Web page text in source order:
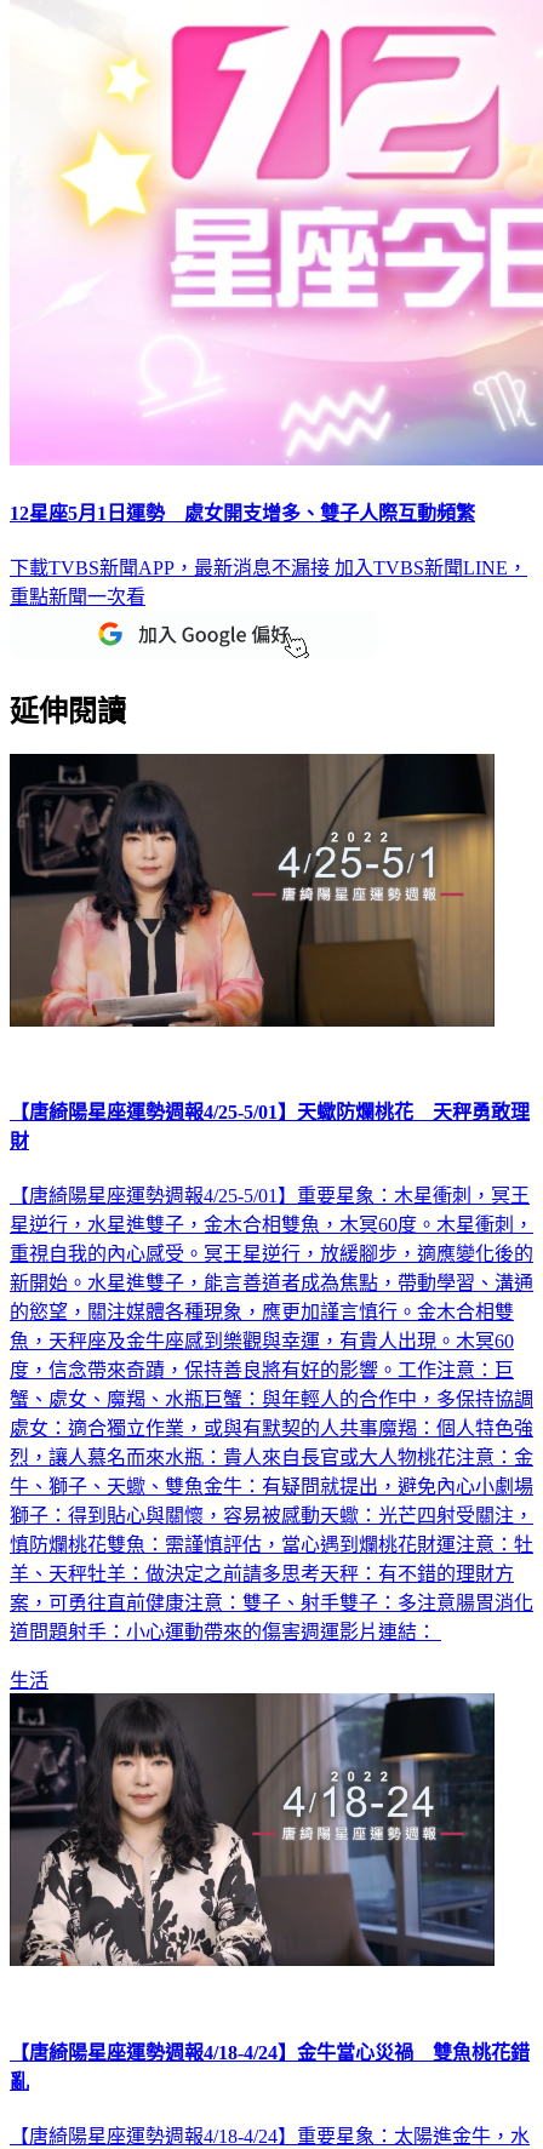
12星座5月1日運勢 處女開支增多、雙子人際互動頻繁
下載TVBS新聞APP，最新消息不漏接 加入TVBS新聞LINE，
重點新聞一次看
延伸閱讀
【唐綺陽星座運勢週報4/25-5/01】天蠍防爛桃花 天秤勇敢理
財
【唐綺陽星座運勢週報4/25-5/01】重要星象：木星衝刺，冥王
星逆行，水星進雙子，金木合相雙魚，木冥60度。木星衝刺，
重視自我的內心感受。冥王星逆行，放緩腳步，適應變化後的
新開始。水星進雙子，能言善道者成為焦點，帶動學習、溝通
的慾望，關注媒體各種現象，應更加謹言慎行。金木合相雙
魚，天秤座及金牛座感到樂觀與幸運，有貴人出現。木冥60
度，信念帶來奇蹟，保持善良將有好的影響。工作注意：巨
蟹、處女、魔羯、水瓶巨蟹：與年輕人的合作中，多保持協調
處女：適合獨立作業，或與有默契的人共事魔羯：個人特色強
烈，讓人慕名而來水瓶：貴人來自長官或大人物桃花注意：金
牛、獅子、天蠍、雙魚金牛：有疑問就提出，避免內心小劇場
獅子：得到貼心與關懷，容易被感動天蠍：光芒四射受關注，
慎防爛桃花雙魚：需謹慎評估，當心遇到爛桃花財運注意：牡
羊、天秤牡羊：做決定之前請多思考天秤：有不錯的理財方
案，可勇往直前健康注意：雙子、射手雙子：多注意腸胃消化
道問題射手：小心運動帶來的傷害週運影片連結：
生活
【唐綺陽星座運勢週報4/18-4/24】金牛當心災禍 雙魚桃花錯
亂
【唐綺陽星座運勢週報4/18-4/24】重要星象：太陽進金牛，水